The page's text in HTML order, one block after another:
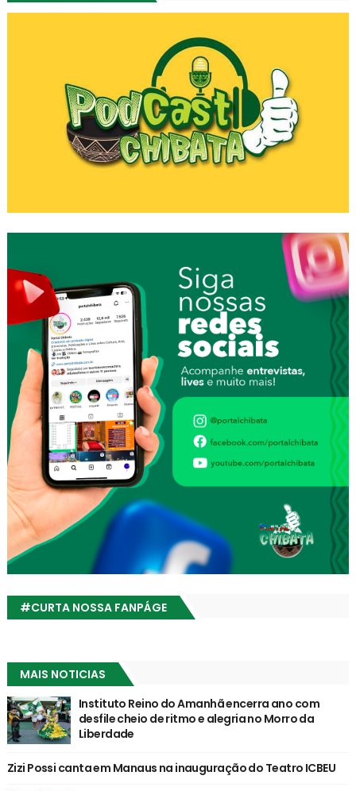
#CURTA NOSSA FANPÁGE
MAIS NOTICIAS
Instituto Reino do Amanhã encerra ano com
desfile cheio de ritmo e alegria no Morro da
Liberdade
Zizi Possi canta em Manaus na inauguração do Teatro ICBEU